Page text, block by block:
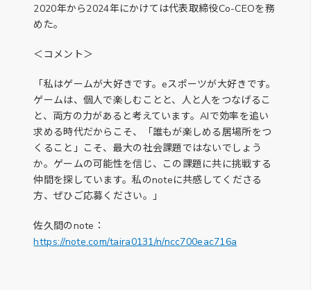
2020年から2024年にかけては代表取締役Co-CEOを務
めた。
＜コメント＞
「私はゲームが大好きです。eスポーツが大好きです。
ゲームは、個人で楽しむことと、人と人をつなげるこ
と、両方の力があると考えています。AIで効率を追い
求める時代だからこそ、「誰もが楽しめる居場所をつ
くること」こそ、最大の社会課題ではないでしょう
か。ゲームの可能性を信じ、この課題に共に挑戦する
仲間を探しています。私のnoteに共感してくださる
方、ぜひご応募ください。」
佐久間のnote：
https://note.com/taira0131/n/ncc700eac716a